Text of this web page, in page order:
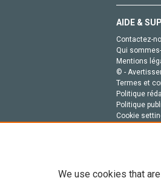
AIDE &
Contactez-
Qui
Mentions
© -
Termes et
Politique
Politique
Cookie
We use cookies that